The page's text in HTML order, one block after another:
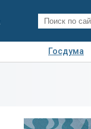
Госдума